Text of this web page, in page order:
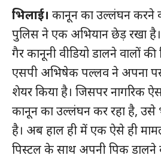
भिलाई। कानून का उल्लंघन करने
पुलिस ने एक अभियान छेड़ रखा
गैर कानूनी वीडियो डालने वालों
एसपी अभिषेक पल्लव ने अपना
शेयर किया है। जिसपर नागरिक
कानून का उल्लंघन कर रहा है,
है। अब हाल ही में एक ऐसे ही
पिस्टल के साथ अपनी पिक डालने